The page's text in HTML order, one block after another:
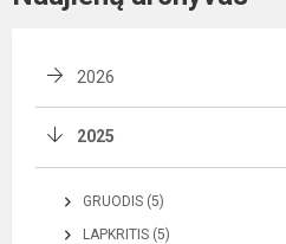
2026
2025
GRUODIS (5)
LAPKRITIS (5)